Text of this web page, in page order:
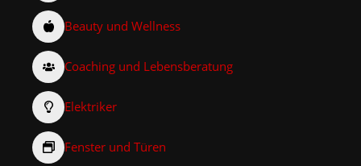
Beauty und Wellness
Coaching und Lebensberatung
Elektriker
Fenster und Türen